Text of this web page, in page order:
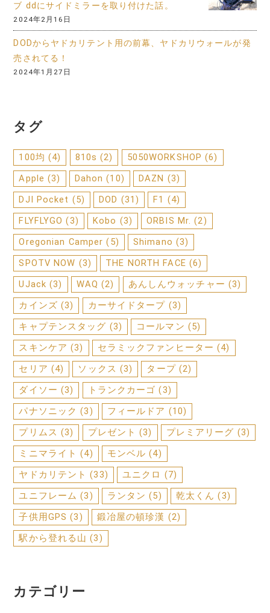
ブ ddにサイドミラーを取り付けた話。
2024年2月16日
DODからヤドカリテント用の前幕、ヤドカリウォールが発
売されてる！
2024年1月27日
タグ
100均 (4) 810s (2) 5050WORKSHOP (6)
Apple (3) Dahon (10) DAZN (3)
DJI Pocket (5) DOD (31) F1 (4)
FLYFLYGO (3) Kobo (3) ORBIS Mr. (2)
Oregonian Camper (5) Shimano (3)
SPOTV NOW (3) THE NORTH FACE (6)
UJack (3) WAQ (2) あんしんウォッチャー (3)
カインズ (3) カーサイドタープ (3)
キャプテンスタッグ (3) コールマン (5)
スキンケア (3) セラミックファンヒーター (4)
セリア (4) ソックス (3) タープ(2)
ダイソー (3) トランクカーゴ (3)
パナソニック (3) フィールドア (10)
プリムス (3) プレゼント (3) プレミアリーグ (3)
ミニマライト (4) モンベル (4)
ヤドカリテント (33) ユニクロ (7)
ユニフレーム (3) ランタン (5) 乾太くん (3)
子供用GPS (3) 鍛冶屋の頓珍漢 (2)
駅から登れる山 (3)
カテゴリー